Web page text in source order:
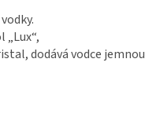
dodává vodce jemnou